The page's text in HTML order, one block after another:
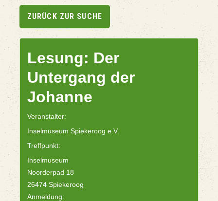
ZURÜCK ZUR SUCHE
Lesung: Der
Untergang der
Johanne
Veranstalter:
Inselmuseum Spiekeroog e.V.
Treffpunkt:
Inselmuseum
Noorderpad 18
26474 Spiekeroog
Anmeldung: